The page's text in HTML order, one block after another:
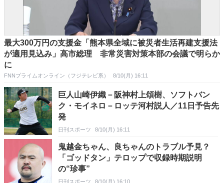
最大300万円の支援金「熊本県全域に被災者生活再建支援法
が適用見込み」高市総理 非常災害対策本部の会議で明らか
に
FNNプライムオンライン（フジテレビ系） 8/10(月) 16:11
巨人山崎伊織－阪神村上頌樹、ソフトバン
ク・モイネロ－ロッテ河村説人／11日予告先
発
日刊スポーツ 8/10(月) 16:11
鬼越金ちゃん、良ちゃんのトラブル予見？
「ゴッドタン」テロップで収録時期説明
の“珍事”
日刊スポーツ 8/10(月) 16:10